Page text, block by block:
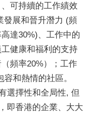
可持續的工作績效
發展和晉升潛力 (頻
達30%)、工作中的
健康和福利的支持
頻率20%）；工作
和熱情的社區。
選擇性和全局性, 但
即香港的企業、大大